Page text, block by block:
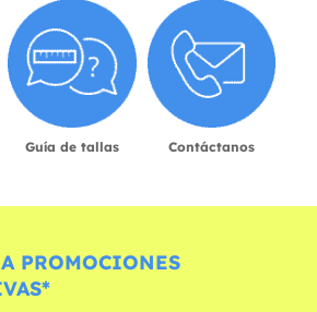
Guía de tallas Contáctanos
PROMOCIONES